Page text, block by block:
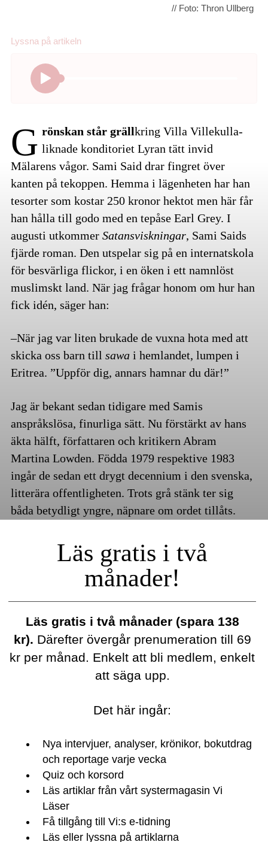
// Foto: Thron Ullberg
Lyssna på artikeln
G rönskan står grällkring Villa Villekulla-
liknade konditoriet Lyran tätt invid
Mälarens vågor. Sami Said drar fingret över
kanten på tekoppen. Hemma i lägenheten har han
tesorter som kostar 250 kronor hektot men här får
han hålla till godo med en tepåse Earl Grey. I
augusti utkommer Satansviskningar, Sami Saids
fjärde roman. Den utspelar sig på en internatskola
för besvärliga flickor, i en öken i ett namnlöst
muslimskt land. När jag frågar honom om hur han
fick idén, säger han:
–När jag var liten brukade de vuxna hota med att
skicka oss barn till sawa i hemlandet, lumpen i
Eritrea. ”Uppför dig, annars hamnar du där!”
Jag är bekant sedan tidigare med Samis
anspråkslösa, finurliga sätt. Nu förstärkt av hans
äkta hälft, författaren och kritikern Abram
Martina Lowden. Födda 1979 respektive 1983
ingår de sedan ett drygt decennium i den svenska,
litterära offentligheten. Trots grå stänk ter sig
båda betydligt yngre, näpnare om ordet tillåts.
Läs gratis i två
månader!
Läs gratis i två månader (spara 138
kr). Därefter övergår prenumeration till 69
kr per månad. Enkelt att bli medlem, enkelt
att säga upp.
Det här ingår:
Nya intervjuer, analyser, krönikor, bokutdrag
och reportage varje vecka
Quiz och korsord
Läs artiklar från vårt systermagasin Vi
Läser
Få tillgång till Vi:s e-tidning
Läs eller lyssna på artiklarna